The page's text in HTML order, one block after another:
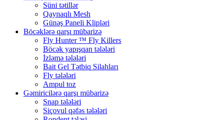
Süni tətillər
Qaynaqlı Mesh
Günəş Paneli Klipləri
Böcəklərə qarşı mübarizə
Fly Hunter ™ Fly Killers
Böcək yapışqan tələləri
İzləmə tələləri
Bait Gel Tətbiq Silahları
Fly tələləri
Ampul toz
Gəmiricilərə qarşı mübarizə
Snap tələləri
Siçovul qəfəs tələləri